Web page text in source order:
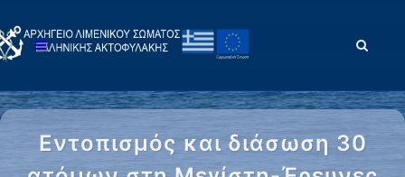
Εντοπισμός και διάσωση 30